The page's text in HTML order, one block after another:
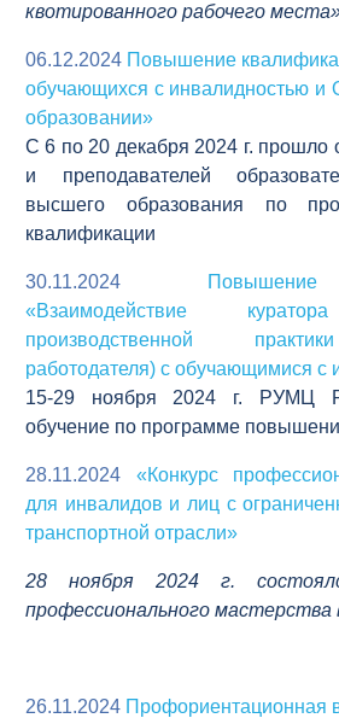
квотированного рабочего
06.12.2024 Повышение
обучающихся с инвалидностью и
образовании»
C 6 по 20 декабря 2024 г. прошло
и преподавателей
высшего образования по
квалификации
30.11.2024
«Взаимодействие
производственной
работодателя) с обучающимися с
15-29 ноября 2024 г. РУМЦ
обучение по программе
28.11.2024
«Конкурс
для инвалидов и лиц с
транспортной отрасли»
28 ноября 2024 г.
профессионального мастерства
26.11.2024 Профориентационная